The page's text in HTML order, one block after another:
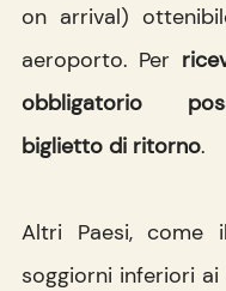
on arrival)
aeroporto. Per
obbligatorio
biglietto di ritorno.
Altri Paesi, come
soggiorni inferiori